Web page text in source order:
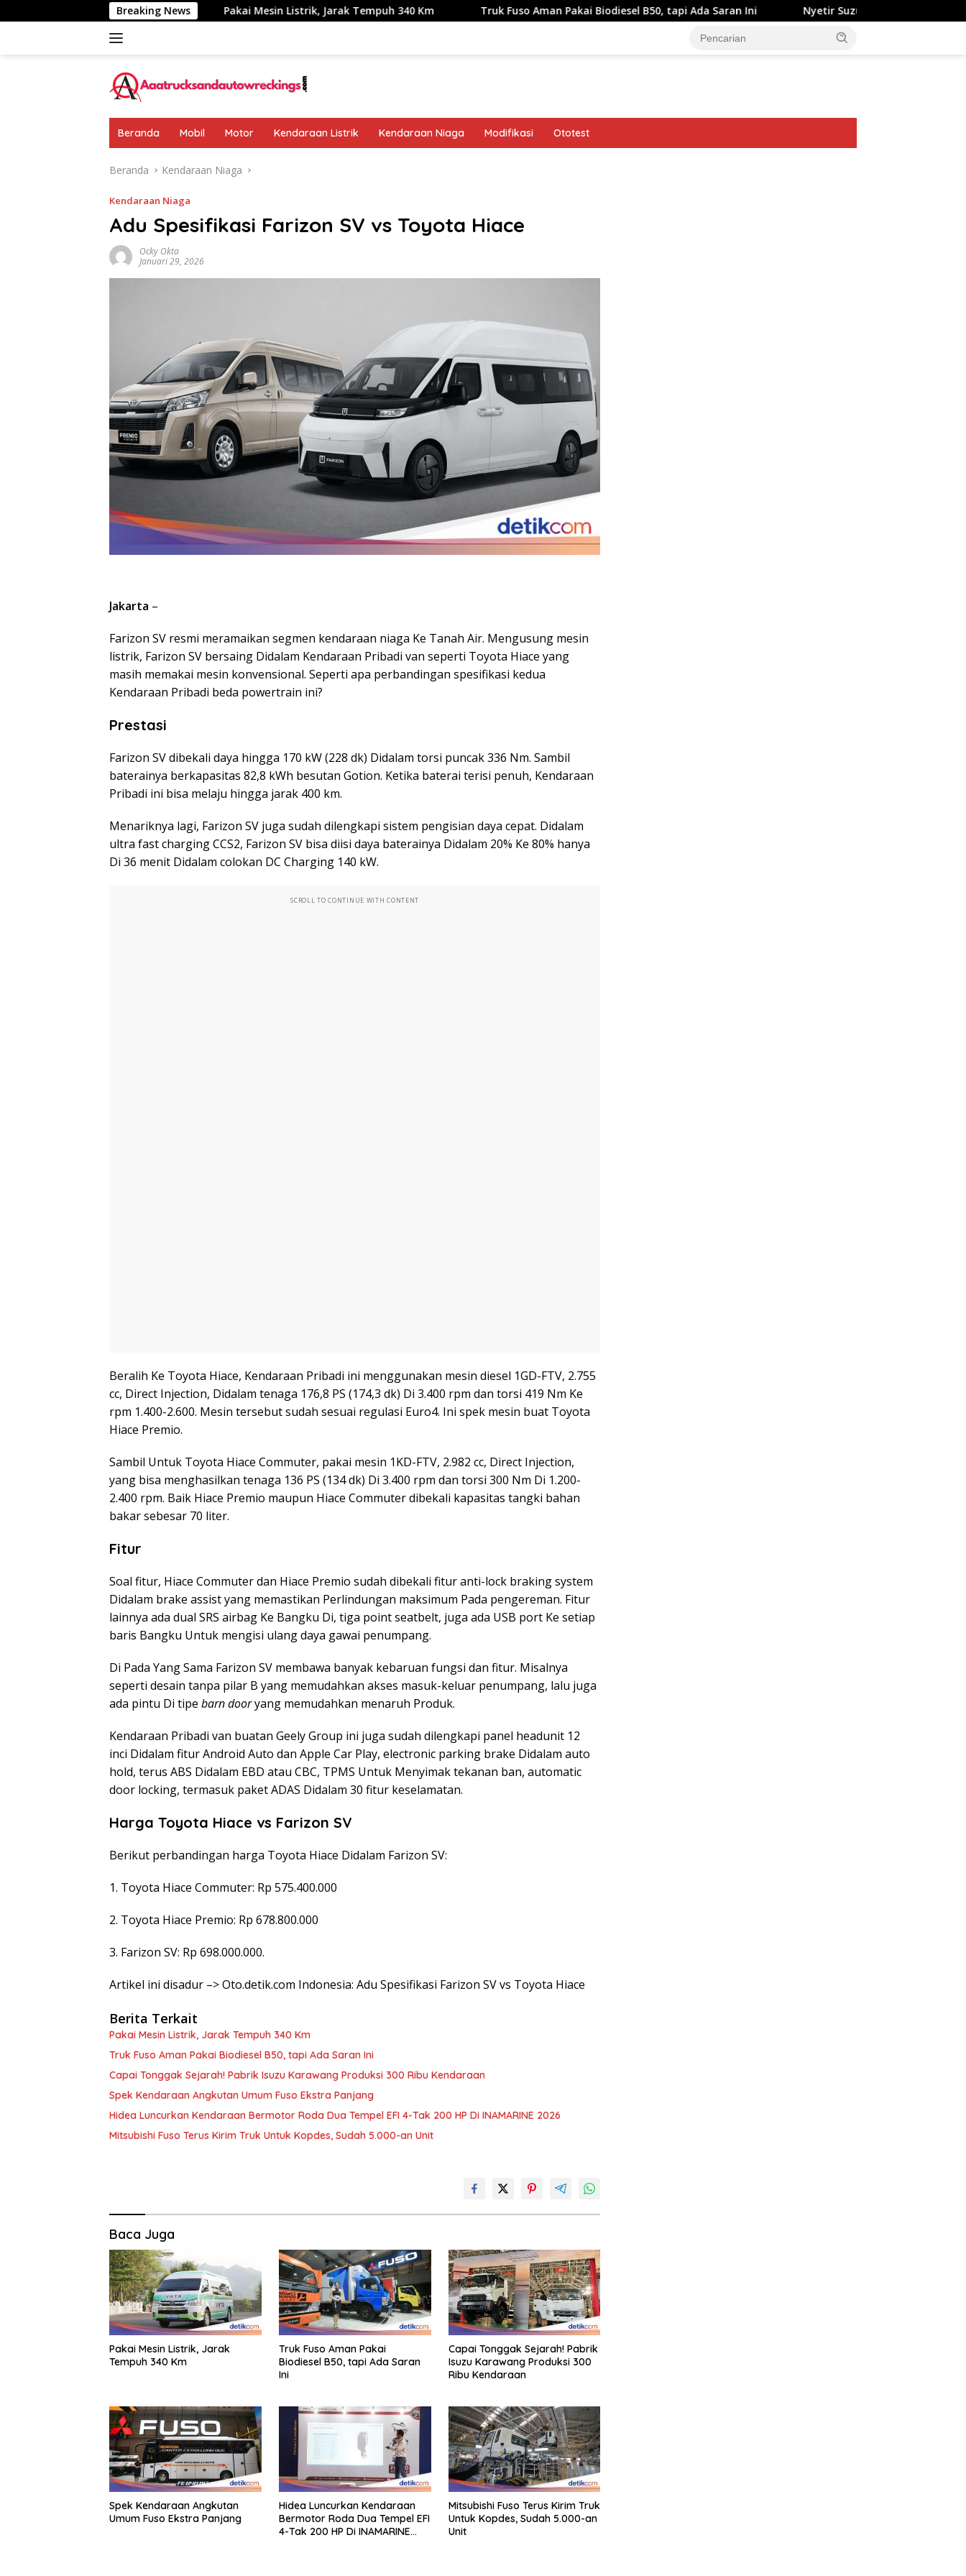
ke
Breaking NewsPakai Mesin Listrik, Jarak Tempuh 340 Km Truk Fuso Aman Pakai Biodiesel B50, tapi Ada Saran Ini Nyetir Suzuki XL7 Facelift Kini Lebih Damai
Beranda Mobil Motor Kendaraan Listrik Kendaraan Niaga Modifikasi Ototest
Beranda Kendaraan Niaga
Kendaraan Niaga
Adu Spesifikasi Farizon SV vs Toyota Hiace
Ocky Okta
Januari 29, 2026
Jakarta –
Farizon SV resmi meramaikan segmen kendaraan niaga Ke Tanah Air. Mengusung mesin
listrik, Farizon SV bersaing Didalam Kendaraan Pribadi van seperti Toyota Hiace yang
masih memakai mesin konvensional. Seperti apa perbandingan spesifikasi kedua
Kendaraan Pribadi beda powertrain ini?
Prestasi
Farizon SV dibekali daya hingga 170 kW (228 dk) Didalam torsi puncak 336 Nm. Sambil
baterainya berkapasitas 82,8 kWh besutan Gotion. Ketika baterai terisi penuh, Kendaraan
Pribadi ini bisa melaju hingga jarak 400 km.
Menariknya lagi, Farizon SV juga sudah dilengkapi sistem pengisian daya cepat. Didalam
ultra fast charging CCS2, Farizon SV bisa diisi daya baterainya Didalam 20% Ke 80% hanya
Di 36 menit Didalam colokan DC Charging 140 kW.
SCROLL TO CONTINUE WITH CONTENT
Beralih Ke Toyota Hiace, Kendaraan Pribadi ini menggunakan mesin diesel 1GD-FTV, 2.755
cc, Direct Injection, Didalam tenaga 176,8 PS (174,3 dk) Di 3.400 rpm dan torsi 419 Nm Ke
rpm 1.400-2.600. Mesin tersebut sudah sesuai regulasi Euro4. Ini spek mesin buat Toyota
Hiace Premio.
Sambil Untuk Toyota Hiace Commuter, pakai mesin 1KD-FTV, 2.982 cc, Direct Injection,
yang bisa menghasilkan tenaga 136 PS (134 dk) Di 3.400 rpm dan torsi 300 Nm Di 1.200-
2.400 rpm. Baik Hiace Premio maupun Hiace Commuter dibekali kapasitas tangki bahan
bakar sebesar 70 liter.
Fitur
Soal fitur, Hiace Commuter dan Hiace Premio sudah dibekali fitur anti-lock braking system
Didalam brake assist yang memastikan Perlindungan maksimum Pada pengereman. Fitur
lainnya ada dual SRS airbag Ke Bangku Di, tiga point seatbelt, juga ada USB port Ke setiap
baris Bangku Untuk mengisi ulang daya gawai penumpang.
Di Pada Yang Sama Farizon SV membawa banyak kebaruan fungsi dan fitur. Misalnya
seperti desain tanpa pilar B yang memudahkan akses masuk-keluar penumpang, lalu juga
ada pintu Di tipe barn dooryang memudahkan menaruh Produk.
Kendaraan Pribadi van buatan Geely Group ini juga sudah dilengkapi panel headunit 12
inci Didalam fitur Android Auto dan Apple Car Play, electronic parking brake Didalam auto
hold, terus ABS Didalam EBD atau CBC, TPMS Untuk Menyimak tekanan ban, automatic
door locking, termasuk paket ADAS Didalam 30 fitur keselamatan.
Harga Toyota Hiace vs Farizon SV
Berikut perbandingan harga Toyota Hiace Didalam Farizon SV:
1. Toyota Hiace Commuter: Rp 575.400.000
2. Toyota Hiace Premio: Rp 678.800.000
3. Farizon SV: Rp 698.000.000.
Artikel ini disadur –> Oto.detik.com Indonesia: Adu Spesifikasi Farizon SV vs Toyota Hiace
Berita Terkait
Pakai Mesin Listrik, Jarak Tempuh 340 Km
Truk Fuso Aman Pakai Biodiesel B50, tapi Ada Saran Ini
Capai Tonggak Sejarah! Pabrik Isuzu Karawang Produksi 300 Ribu Kendaraan
Spek Kendaraan Angkutan Umum Fuso Ekstra Panjang
Hidea Luncurkan Kendaraan Bermotor Roda Dua Tempel EFI 4-Tak 200 HP Di INAMARINE 2026
Mitsubishi Fuso Terus Kirim Truk Untuk Kopdes, Sudah 5.000-an Unit
Baca Juga
Pakai Mesin Listrik, Jarak
Tempuh 340 Km
Truk Fuso Aman Pakai
Biodiesel B50, tapi Ada Saran
Ini
Capai Tonggak Sejarah! Pabrik
Isuzu Karawang Produksi 300
Ribu Kendaraan
Spek Kendaraan Angkutan
Umum Fuso Ekstra Panjang
Hidea Luncurkan Kendaraan
Bermotor Roda Dua Tempel EFI
4-Tak 200 HP Di INAMARINE
Mitsubishi Fuso Terus Kirim Truk
Untuk Kopdes, Sudah 5.000-an
Unit